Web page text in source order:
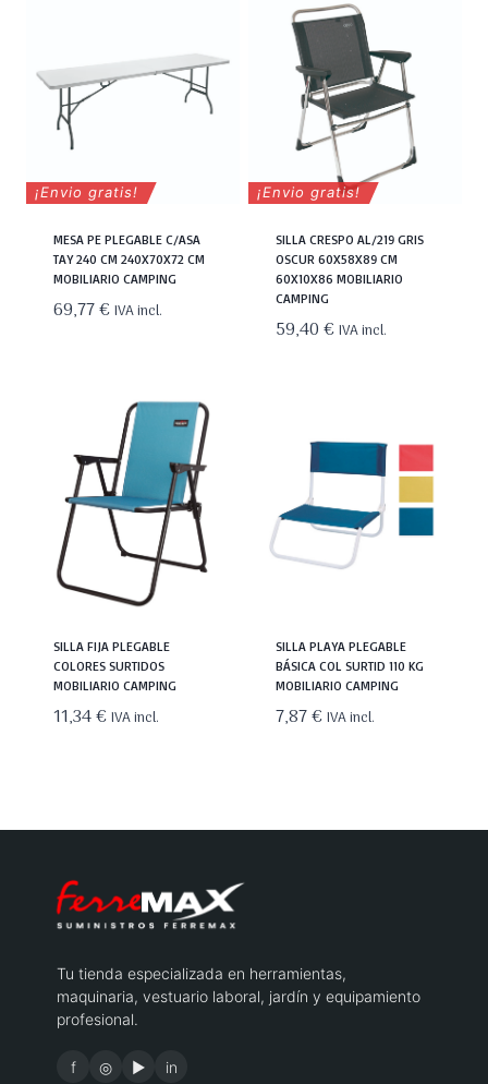
¡Envio gratis!
MESA PE PLEGABLE C/ASA
TAY 240 CM 240X70X72 CM
MOBILIARIO CAMPING
69,77€ IVA incl.
¡Envio gratis!
SILLA CRESPO AL/219 GRIS
OSCUR 60X58X89 CM
60X10X86 MOBILIARIO
CAMPING
59,40€ IVA incl.
SILLA FIJA PLEGABLE
COLORES SURTIDOS
MOBILIARIO CAMPING
11,34€ IVA incl.
SILLA PLAYA PLEGABLE
BÁSICA COL SURTID 110 KG
MOBILIARIO CAMPING
7,87€ IVA incl.
Tu tienda especializada en herramientas,
maquinaria, vestuario laboral, jardín y equipamiento
profesional.
f ◎ ▶ in